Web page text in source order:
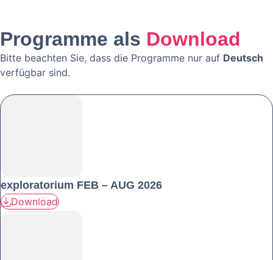
Programme als Download
Bitte beachten Sie, dass die Programme nur auf Deutsch
verfügbar sind.
exploratorium FEB – AUG 2026
Download